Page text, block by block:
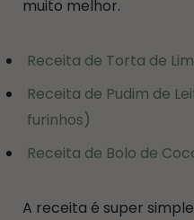
muito melhor.
Receita de Torta de
Receita de Pudim de
furinhos)
Receita de Bolo de
A receita é super